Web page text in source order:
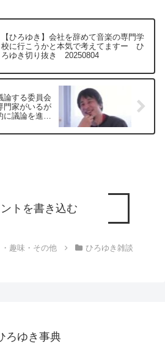
【ひろゆき】会社を辞めて音楽の専門学
校に行こうかと本気で考えてますー ひ
ろゆき切り抜き 20250804
論する委員会
門家がいるが
議論を進め
トを書き込む
趣味・その他 ひろゆき雑談
ろゆき事典